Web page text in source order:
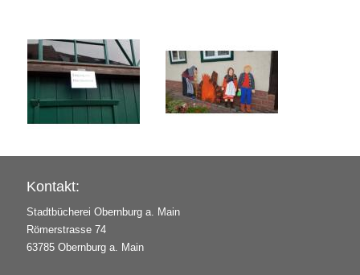
Kontakt:
Stadtbücherei Obernburg a. Main
Römerstrasse 74
63785 Obernburg a. Main